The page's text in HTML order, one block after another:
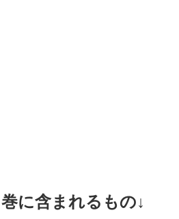
に含まれるもの↓